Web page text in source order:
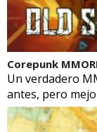
Corepunk
Un verdadero
antes, pero